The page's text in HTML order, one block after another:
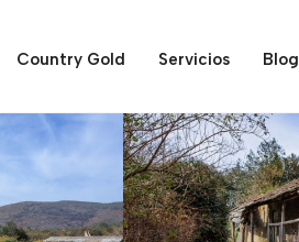
Country Gold Servicios Blog